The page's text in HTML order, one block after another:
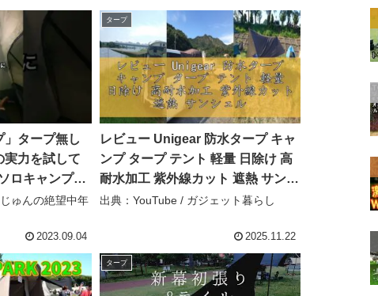
」タープ無し
実力を試して
ロキャンプ
ピーク #大
ャンプ道具
折じゅんの絶
ゅんの絶望中年
2023.09.04
タープ
レビュー Unigear 防水タープ キャ
ンプ タープ テント 軽量 日除け 高
耐水加工 紫外線カット 遮熱 サンシ
ェルター ポータブル 天幕 シェード
サイズ – ガジェット暮らし
出典：YouTube / ガジェット暮らし
2025.11.22
タープ